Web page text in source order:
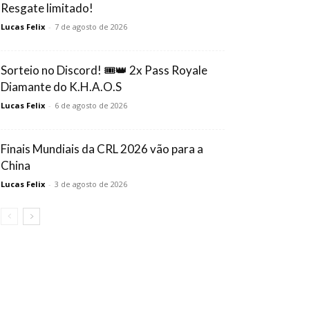
Resgate limitado!
Lucas Felix - 7 de agosto de 2026
Sorteio no Discord! 🎟️👑 2x Pass Royale
Diamante do K.H.A.O.S
Lucas Felix - 6 de agosto de 2026
Finais Mundiais da CRL 2026 vão para a
China
Lucas Felix - 3 de agosto de 2026